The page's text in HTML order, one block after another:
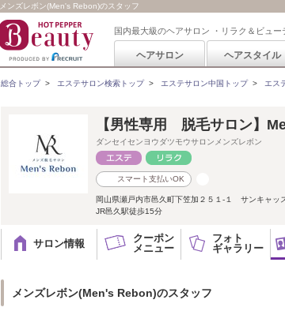
メンズレボン(Men's Rebon)のスタッフ
国内最大級のヘアサロン ・リラク＆ビュ
ヘアサロン ヘアスタイル
総合トップ> エステサロン検索トップ> エステサロン中国トップ> エス
【男性専用 脱毛サロン】
ダンセイセンヨウダツモウサロンメンズレボン
スマート支払いOK
岡山県瀬戸内市邑久町下笠加２５１-１ サンキャッ
JR邑久駅徒歩15分
サロン情報
クーポン
メニュー
フォト
ギャラリー
メンズレボン(Men's Rebon)のスタッフ